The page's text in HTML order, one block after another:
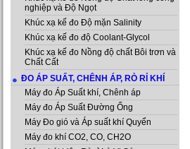
nghiệp và Độ Ngọt
Khúc xạ kế đo Độ mặn Salinity
Khúc xạ kế đo độ Coolant-Glycol
Khúc xạ kế đo Nồng độ chất Bôi trơn và
Chất Cất
ĐO ÁP SUẤT, CHÊNH ÁP, RÒ RỈ KHÍ
Máy đo Áp Suất khí, Chênh áp
Máy đo Áp Suất Đường Ống
Máy Đo gió và Áp suất khí Quyển
Máy đo khí CO2, CO, CH2O